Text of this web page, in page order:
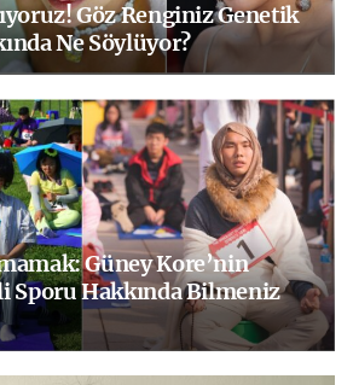
Göz Renginiz Genetik
Ne Söylüyor?
Güney Kore’nin
Sporu Hakkında Bilmeniz